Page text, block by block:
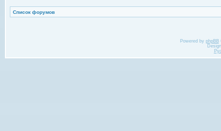
Список форумов
Powered by phpBB